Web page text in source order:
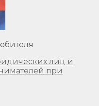
лиц и
при